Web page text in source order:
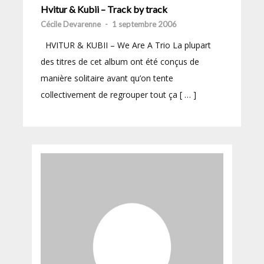
Hvitur & Kubii – Track by track
Cécile Devarenne - 1 septembre 2006
HVITUR & KUBII – We Are A Trio La plupart
des titres de cet album ont été conçus de
manière solitaire avant qu’on tente
collectivement de regrouper tout ça [ … ]